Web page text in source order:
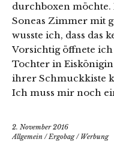
durchboxen möchte.
Soneas Zimmer mit
wusste ich, dass das
Vorsichtig öffnete
Tochter in
ihrer Schmuckkiste
Ich muss mir noch
2. November 2016
Allgemein /Ergobag/ Werbung